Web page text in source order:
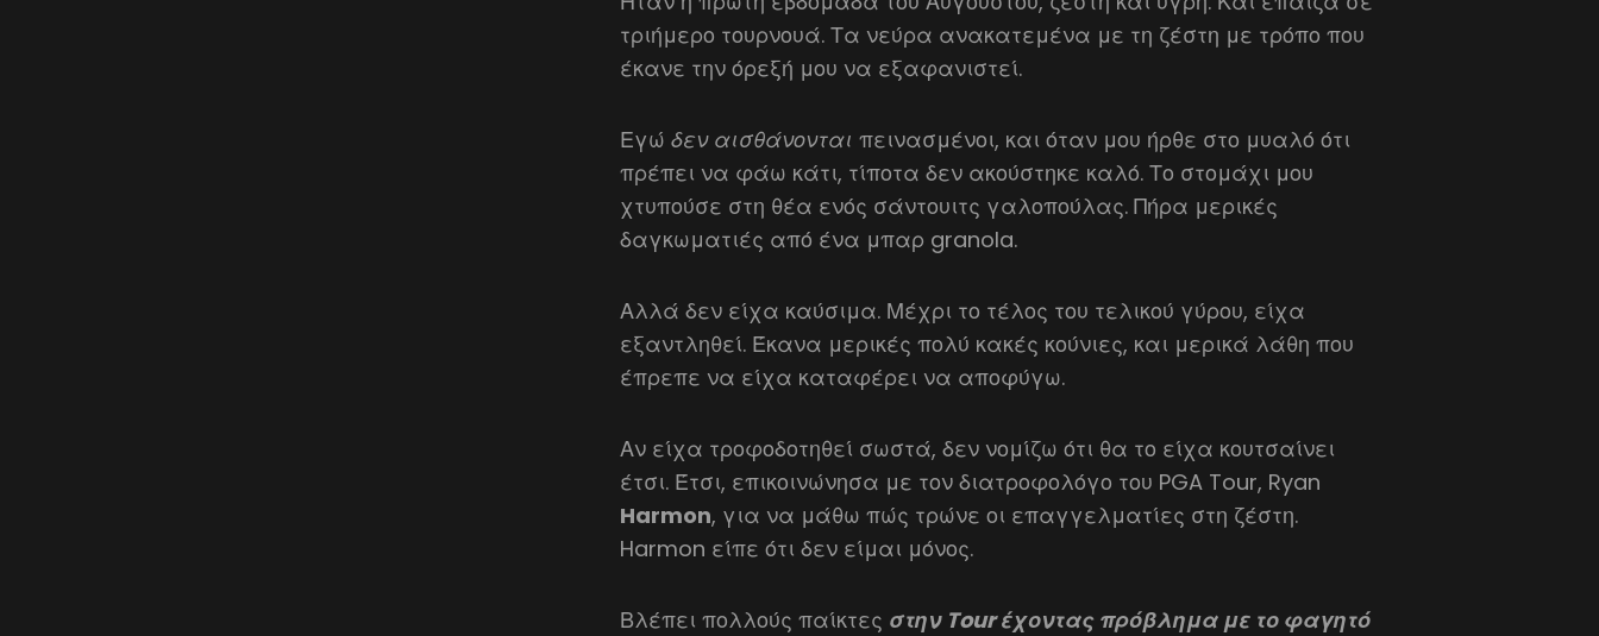
τριήμερο τουρνουά. Τα νεύρα ανακατεμένα με τη ζέστη με τρόπο που
έκανε την όρεξή μου να εξαφανιστεί.
Εγώδεν αισθάνονταιπεινασμένοι, και όταν μου ήρθε στο μυαλό ότι
πρέπει να φάω κάτι, τίποτα δεν ακούστηκε καλό. Το στομάχι μου
χτυπούσε στη θέα ενός σάντουιτς γαλοπούλας. Πήρα μερικές
δαγκωματιές από ένα μπαρ granola.
Αλλά δεν είχα καύσιμα. Μέχρι το τέλος του τελικού γύρου, είχα
εξαντληθεί. Έκανα μερικές πολύ κακές κούνιες, και μερικά λάθη που
έπρεπε να είχα καταφέρει να αποφύγω.
Αν είχα τροφοδοτηθεί σωστά, δεν νομίζω ότι θα το είχα κουτσαίνει
έτσι. Έτσι, επικοινώνησα με τον διατροφολόγο του PGA Tour, Ryan
Harmon, για να μάθω πώς τρώνε οι επαγγελματίες στη ζέστη.
Harmon είπε ότι δεν είμαι μόνος.
Βλέπει πολλούς παίκτες στην Tour έχοντας πρόβλημα με το φαγητό